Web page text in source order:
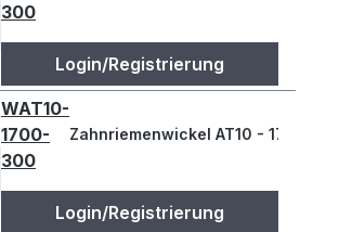
300
Login/Registrierung
WAT10-
1700-
300
Zahnriemenwickel AT10 - 1700
Login/Registrierung